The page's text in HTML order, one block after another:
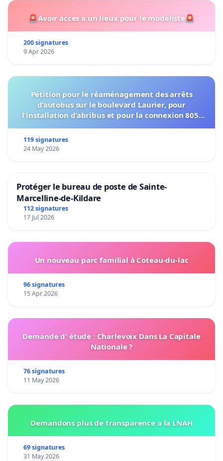
🚨Avoir acces a un lieux pour le modéliste🚨
200 signatures
9 Apr 2026
Pétition pour le réaménagement des arrêts
d’autobus sur le boulevard Laurier, pour
l’installation d’abribus et pour la connexion 805-
119 signatures
24 May 2026
Protéger le bureau de poste de Sainte-
Marcelline-de-Kildare
112 signatures
17 Jul 2026
Un nouveau parc familial à Coteau-du-lac
96 signatures
15 Apr 2026
Demande d' étude : Charlevoix Dans La Capitale
Nationale ?
76 signatures
11 May 2026
Demandons plus de transparence a la LNAH
69 signatures
31 May 2026